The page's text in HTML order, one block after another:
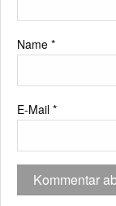
Name *
E-Mail *